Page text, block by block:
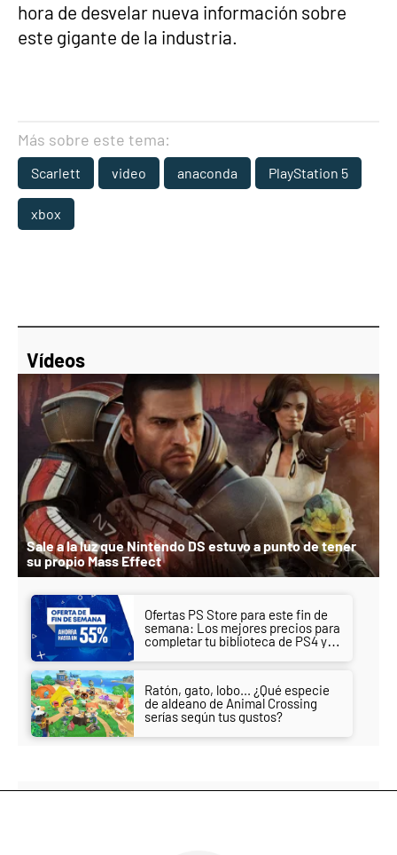
hora de desvelar nueva información sobre
este gigante de la industria.
Más sobre este tema:
Scarlett video anaconda PlayStation 5
xbox
Vídeos
Sale a la luz que Nintendo DS estuvo a punto de tener
su propio Mass Effect
Ofertas PS Store para este fin de
semana: Los mejores precios para
completar tu biblioteca de PS4 y
Ratón, gato, lobo... ¿Qué especie
de aldeano de Animal Crossing
serías según tus gustos?